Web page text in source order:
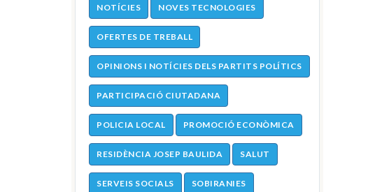
NOTÍCIES NOVES TECNOLOGIES
OFERTES DE TREBALL
OPINIONS I NOTÍCIES DELS PARTITS POLÍTICS
PARTICIPACIÓ CIUTADANA
POLICIA LOCAL PROMOCIÓ ECONÒMICA
RESIDÈNCIA JOSEP BAULIDA SALUT
SERVEIS SOCIALS SOBIRANIES